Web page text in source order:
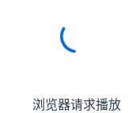
浏览器请求播放